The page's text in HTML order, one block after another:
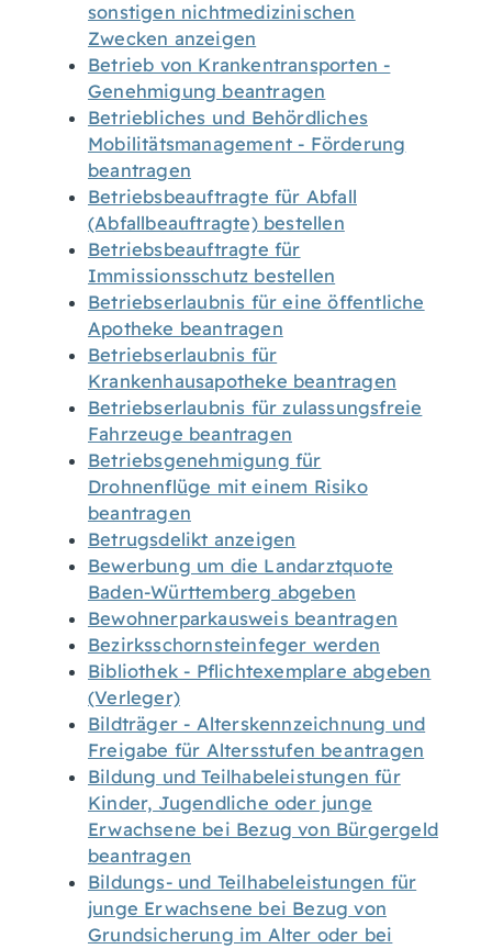
sonstigen nichtmedizinischen
Zwecken anzeigen
Betrieb von Krankentransporten -
Genehmigung beantragen
Betriebliches und Behördliches
Mobilitätsmanagement - Förderung
beantragen
Betriebsbeauftragte für Abfall
(Abfallbeauftragte) bestellen
Betriebsbeauftragte für
Immissionsschutz bestellen
Betriebserlaubnis für eine öffentliche
Apotheke beantragen
Betriebserlaubnis für
Krankenhausapotheke beantragen
Betriebserlaubnis für zulassungsfreie
Fahrzeuge beantragen
Betriebsgenehmigung für
Drohnenflüge mit einem Risiko
beantragen
Betrugsdelikt anzeigen
Bewerbung um die Landarztquote
Baden-Württemberg abgeben
Bewohnerparkausweis beantragen
Bezirksschornsteinfeger werden
Bibliothek - Pflichtexemplare abgeben
(Verleger)
Bildträger - Alterskennzeichnung und
Freigabe für Altersstufen beantragen
Bildung und Teilhabeleistungen für
Kinder, Jugendliche oder junge
Erwachsene bei Bezug von Bürgergeld
beantragen
Bildungs- und Teilhabeleistungen für
junge Erwachsene bei Bezug von
Grundsicherung im Alter oder bei